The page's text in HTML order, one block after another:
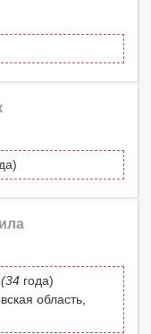
(34 года)
область,